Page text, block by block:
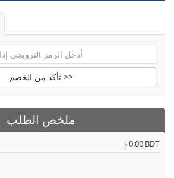
تأكد من الخصم >>
ملخص الطلب
৳ 0.00 BDT